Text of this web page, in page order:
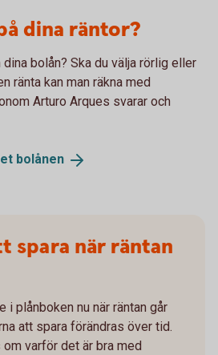
dina räntor?
bolån? Ska du välja rörlig eller
ränta kan man räkna med
Arturo Arques svarar och
bolånen
spara när räntan
i plånboken nu när räntan går
att spara förändras över tid.
varför det är bra med